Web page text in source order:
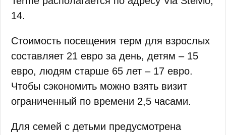
14.
Стоимость посещения терм для взрослых
составляет 21 евро за день, детям – 15
евро, людям старше 65 лет – 17 евро.
Чтобы сэкономить можно взять визит
ограниченный по времени 2,5 часами.
Для семей с детьми предусмотрена